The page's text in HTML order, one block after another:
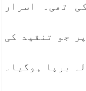
تھی۔ اسرار
جو تنقید کی
برپا ہوگیا۔